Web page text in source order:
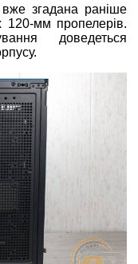
згадана раніше
мм пропелерів.
доведеться